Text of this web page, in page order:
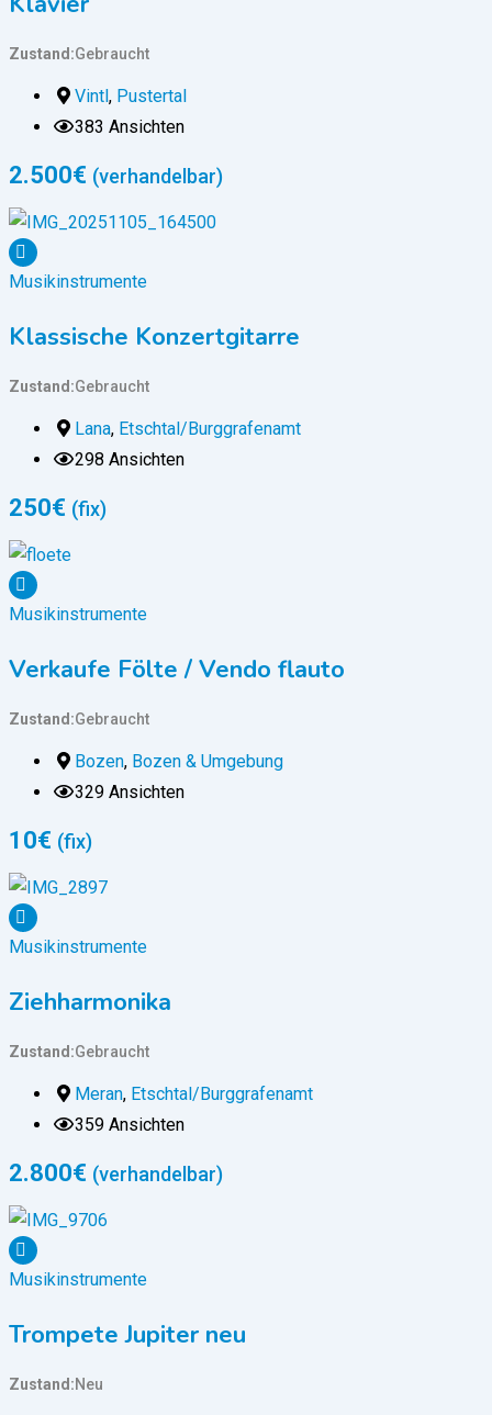
Zustand Gebraucht
Vintl , Pustertal
383 Ansichten
2.500€ (verhandelbar)
Musikinstrumente
Klassische Konzertgitarre
Zustand Gebraucht
Lana, Etschtal/Burggrafenamt
298 Ansichten
250€ (fix)
Musikinstrumente
Verkaufe Fölte / Vendo flauto
Zustand Gebraucht
Bozen, Bozen & Umgebung
329 Ansichten
10€ (fix)
Musikinstrumente
Ziehharmonika
Zustand Gebraucht
Meran, Etschtal/Burggrafenamt
359 Ansichten
2.800€ (verhandelbar)
Musikinstrumente
Trompete Jupiter neu
Zustand Neu